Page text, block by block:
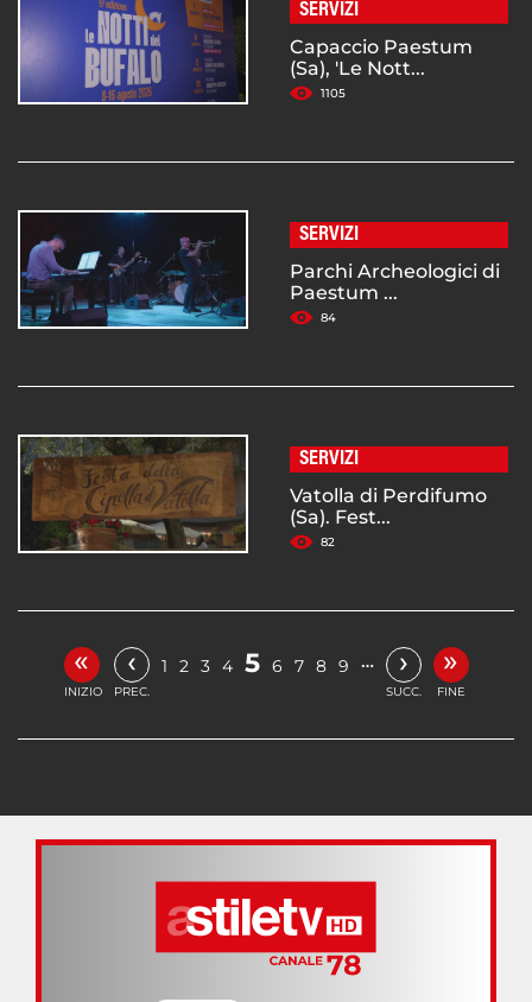
SERVIZI
Capaccio Paestum
(Sa), 'Le Nott...
1105
SERVIZI
Parchi Archeologici di
Paestum ...
84
SERVIZI
Vatolla di Perdifumo
(Sa). Fest...
82
«
INIZIO
‹
PREC.
1 2 3 4 5 6 7 8 9 … ›
SUCC.
»
FINE